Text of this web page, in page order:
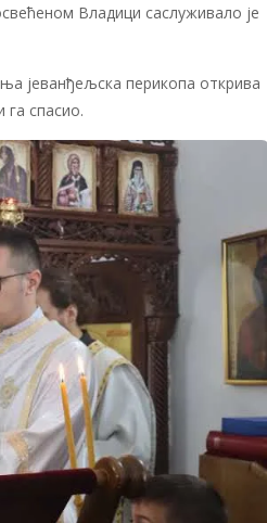
Владици саслуживало је
јеванђељска перикопа открива
спасио.